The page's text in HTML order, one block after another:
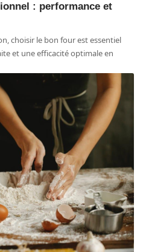
: performance et
choisir le bon four est essentiel
et une efficacité optimale en